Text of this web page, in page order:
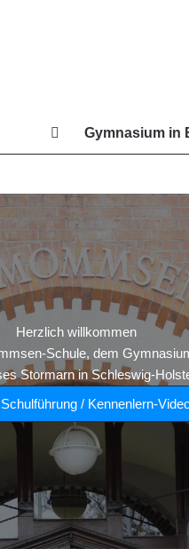
Gymnasium in
Herzlich willkommen
Schule, dem
Stormarn in Schleswig-
/ Kennenlern-